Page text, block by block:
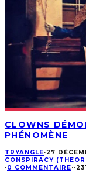
CLOWNS
PHÉNOMÈNE
TRYANGLE·27
CONSPIRACY
·0 COMMENTAIRE··